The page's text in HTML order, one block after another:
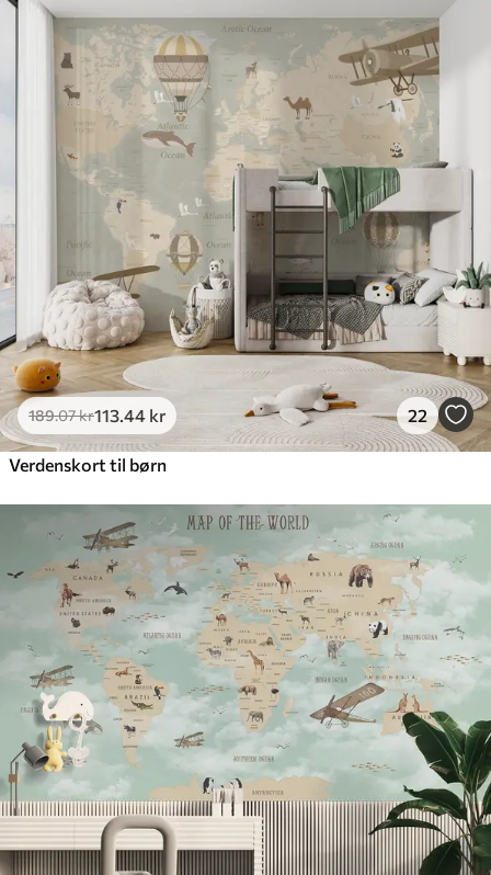
189.07kr113 .44 kr 22
Verdenskort til børn